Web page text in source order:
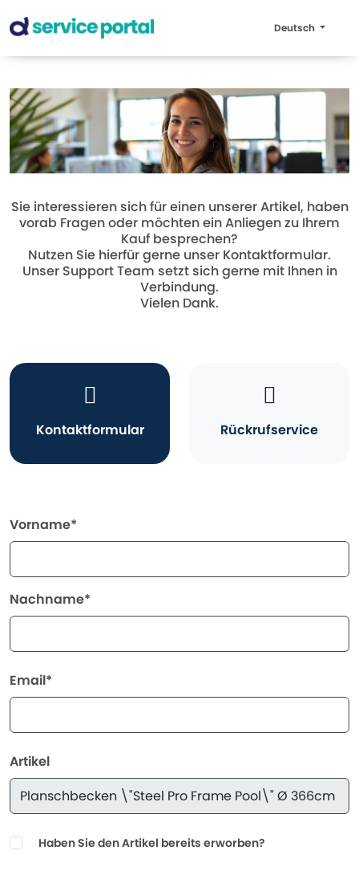
Deutsch
Sie interessieren sich für einen unserer Artikel, haben
vorab Fragen oder möchten ein Anliegen zu Ihrem
Kauf besprechen?
Nutzen Sie hierfür gerne unser Kontaktformular.
Unser Support Team setzt sich gerne mit Ihnen in
Verbindung.
Vielen Dank.
Kontaktformular Rückrufservice
Vorname*
Nachname*
Email*
Artikel
Haben Sie den Artikel bereits erworben?